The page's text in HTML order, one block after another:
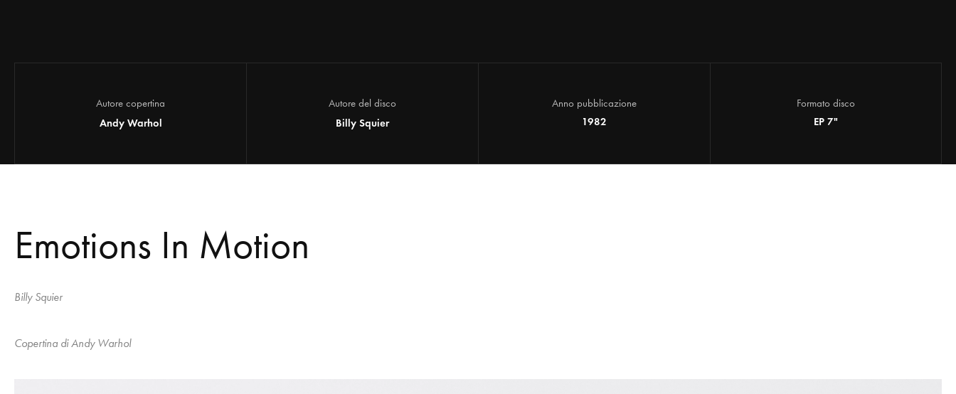
Autore copertina
Andy Warhol
Autore del disco
Billy Squier
Anno pubblicazione
1982
Formato disco
EP 7"
Emotions In Motion
Billy Squier
Copertina di Andy Warhol